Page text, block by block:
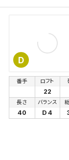
D
番手 ロフト
22
長さ
40
バランス
D 4